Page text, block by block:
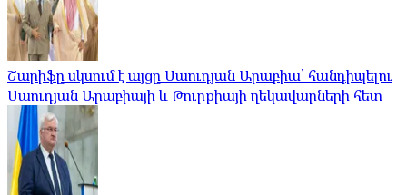
Շարիֆը սկսում է այցը Սաուդյան Արաբիա՝ հանդիպելու
Սաուդյան Արաբիայի և Թուրքիայի ղեկավարների հետ